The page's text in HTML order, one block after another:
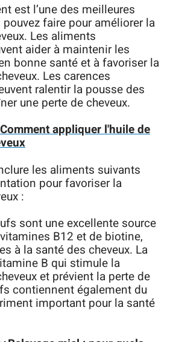
est l’une des meilleures
faire pour améliorer la
Les aliments
aider à maintenir les
bonne santé et à favoriser la
Les carences
ralentir la pousse des
une perte de cheveux.
Comment appliquer l'huile de
les aliments suivants
pour favoriser la
:
sont une excellente source
B12 et de biotine,
à la santé des cheveux. La
B qui stimule la
et prévient la perte de
contiennent également du
important pour la santé